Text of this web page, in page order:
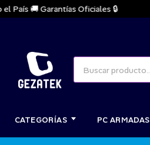
🚚 Garantías Oficiales 🔒
CATEGORÍAS PC ARMADAS